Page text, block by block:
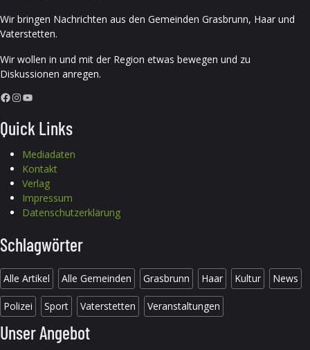
Wir bringen Nachrichten aus den Gemeinden Grasbrunn, Haar und
Vaterstetten.
Wir wollen in und mit der Region etwas bewegen und zu
Diskussionen anregen.
Facebook InstagramYouTube
Quick Links
Mediadaten
Kontakt
Verlag
Impressum
Datenschutzerklärung
Schlagwörter
Alle Artikel Alle Gemeinden Grasbrunn Haar Kultur News
Polizei Sport Vaterstetten Veranstaltungen
Unser Angebot